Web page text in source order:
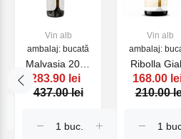
Vin alb
ambalaj: bucată
Malvasia 2023
MYO
ZORZETTIG
283.90 lei
437.00 lei
Vin alb
ambalaj:
Ribolla
2024
168.00
210.00